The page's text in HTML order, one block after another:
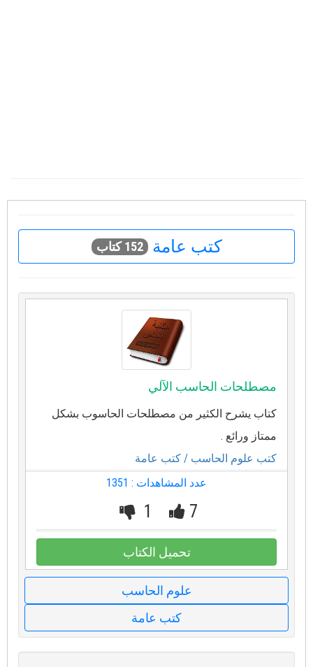
كتب عامة 152 كتاب
مصطلحات الحاسب الآلي
كتاب يشرح الكثير من مصطلحات الحاسوب بشكل
ممتاز ورائع .
كتب علوم الحاسب / كتب عامة
عدد المشاهدات : 1351
7
1
تحميل الكتاب
علوم الحاسب
كتب عامة